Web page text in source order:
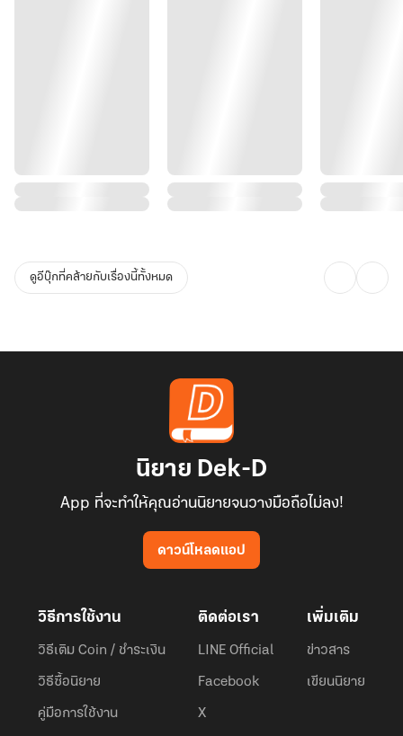
ดูอีบุ๊กที่คล้ายกับเรื่องนี้ทั้งหมด
นิยาย Dek-D
App ที่จะทำให้คุณอ่านนิยายจนวางมือถือไม่ลง!
ดาวน์โหลดแอป
วิธีการใช้งาน
วิธีเติม Coin / ชำระเงิน
วิธีซื้อนิยาย
คู่มือการใช้งาน
ติดต่อเรา
LINE Official
Facebook
X
เพิ่มเติม
ข่าวสาร
เขียนนิยาย